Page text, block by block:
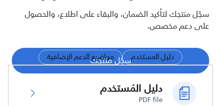
سجّل منتجك لتأكيد الضمان، والبقاء على اطلاع، والحصول
على دعم مخصص.
سجّل منتجكدليل المستخدم مواضيع الدعم الإضافية
دليل المُستخدم
PDF file